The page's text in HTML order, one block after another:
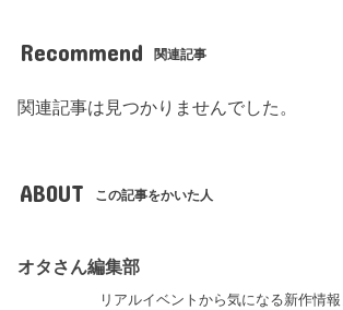
Recommend 関連記事
関連記事は見つかりませんでした。
ABOUT この記事をかいた人
オタさん編集部
リアルイベントから気になる新作情